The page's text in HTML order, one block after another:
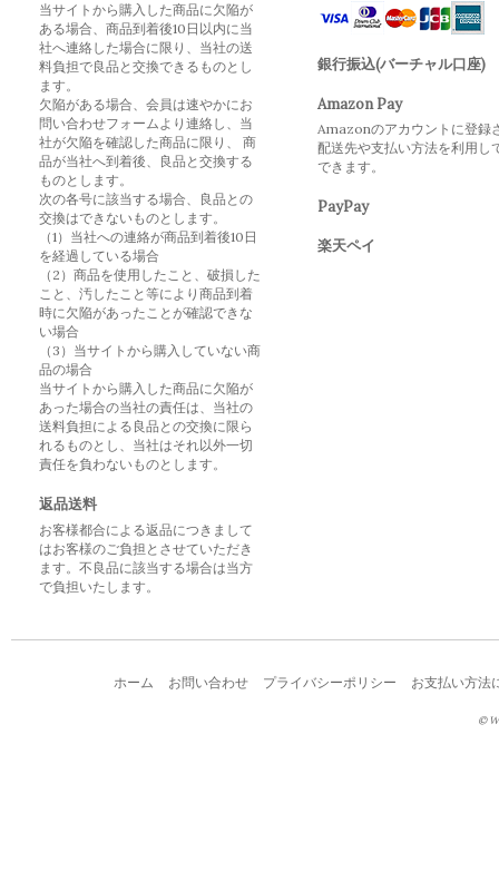
当サイトから購入した商品に欠陥が
ある場合、商品到着後10日以内に当
社へ連絡した場合に限り、当社の送
料負担で良品と交換できるものとし
ます。
欠陥がある場合、会員は速やかにお
問い合わせフォームより連絡し、当
社が欠陥を確認した商品に限り、 商
品が当社へ到着後、良品と交換する
ものとします。
次の各号に該当する場合、良品との
交換はできないものとします。
（1）当社への連絡が商品到着後10日
を経過している場合
（2）商品を使用したこと、破損した
こと、汚したこと等により商品到着
時に欠陥があったことが確認できな
い場合
（3）当サイトから購入していない商
品の場合
当サイトから購入した商品に欠陥が
あった場合の当社の責任は、当社の
送料負担による良品との交換に限ら
れるものとし、当社はそれ以外一切
責任を負わないものとします。
返品送料
お客様都合による返品につきまして
はお客様のご負担とさせていただき
ます。不良品に該当する場合は当方
で負担いたします。
銀行振込(バーチャル口座)
Amazon Pay
Amazonのアカウントに登録
配送先や支払い方法を利用し
できます。
PayPay
楽天ペイ
ホーム お問い合わせ プライバシーポリシー お支払い方法
©